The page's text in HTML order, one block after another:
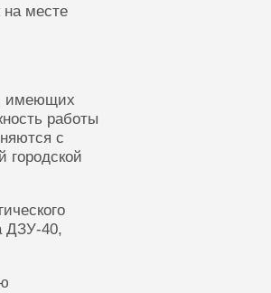
месте
имеющих
работы
с
городской
ДЗУ-40,